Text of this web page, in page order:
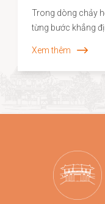
Trong dòng chảy
từng bước khẳng
thức mới mẻ. Năm
chọn đồng hành
Xem thêm